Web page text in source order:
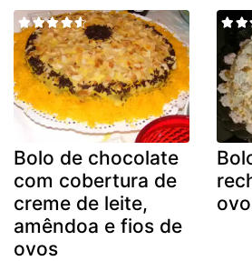
Bolo de chocolate
com cobertura de
creme de leite,
amêndoa e fios de
ovos